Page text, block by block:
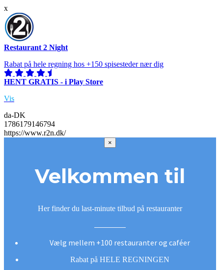
x
Restaurant 2 Night
Rabat på hele regning hos +150 spisesteder nær dig
HENT GRATIS - i Play Store
Vis
da-DK
1786179146794
https://www.r2n.dk/
×
Velkommen til
Her finder du last-minute tilbud på restauranter
Vælg mellem +100 restauranter og caféer
Rabat på HELE REGNINGEN